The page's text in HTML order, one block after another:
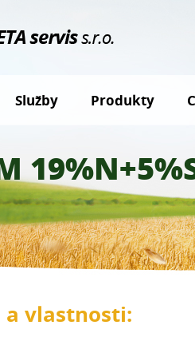
Služby Produkty
a vlastnosti: